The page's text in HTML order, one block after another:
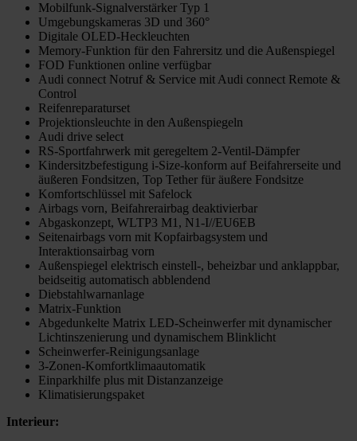
Mobilfunk-Signalverstärker Typ 1
Umgebungskameras 3D und 360°
Digitale OLED-Heckleuchten
Memory-Funktion für den Fahrersitz und die Außenspiegel
FOD Funktionen online verfügbar
Audi connect Notruf & Service mit Audi connect Remote &
Control
Reifenreparaturset
Projektionsleuchte in den Außenspiegeln
Audi drive select
RS-Sportfahrwerk mit geregeltem 2-Ventil-Dämpfer
Kindersitzbefestigung i-Size-konform auf Beifahrerseite und
äußeren Fondsitzen, Top Tether für äußere Fondsitze
Komfortschlüssel mit Safelock
Airbags vorn, Beifahrerairbag deaktivierbar
Abgaskonzept, WLTP3 M1, N1-I//EU6EB
Seitenairbags vorn mit Kopfairbagsystem und
Interaktionsairbag vorn
Außenspiegel elektrisch einstell-, beheizbar und anklappbar,
beidseitig automatisch abblendend
Diebstahlwarnanlage
Matrix-Funktion
Abgedunkelte Matrix LED-Scheinwerfer mit dynamischer
Lichtinszenierung und dynamischem Blinklicht
Scheinwerfer-Reinigungsanlage
3-Zonen-Komfortklimaautomatik
Einparkhilfe plus mit Distanzanzeige
Klimatisierungspaket
Interieur: